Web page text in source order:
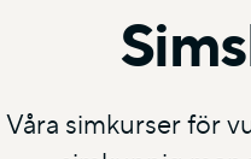
Våra simkurser för